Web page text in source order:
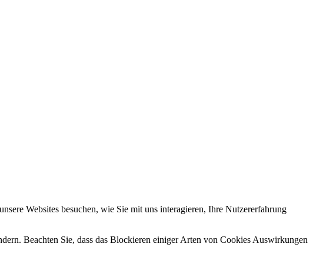
Websites besuchen, wie Sie mit uns interagieren, Ihre Nutzererfahrung
Beachten Sie, dass das Blockieren einiger Arten von Cookies Auswirkungen